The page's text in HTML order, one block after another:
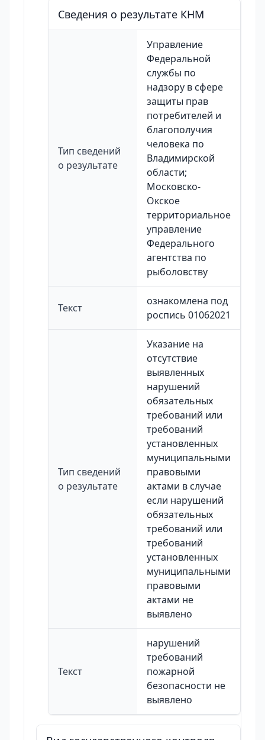
Сведения о результате КНМ
Тип сведений
о результате
Управление
Федеральной
службы по
надзору в сфере
защиты прав
потребителей и
благополучия
человека по
Владимирской
области;
Московско-
Окское
территориальное
управление
Федерального
агентства по
рыболовству
Текст
ознакомлена под
роспись 01062021
Тип сведений
о результате
Указание на
отсутствие
выявленных
нарушений
обязательных
требований или
требований
установленных
муниципальными
правовыми
актами в случае
если нарушений
обязательных
требований или
требований
установленных
муниципальными
правовыми
актами не
выявлено
Текст
нарушений
требований
пожарной
безопасности не
выявлено